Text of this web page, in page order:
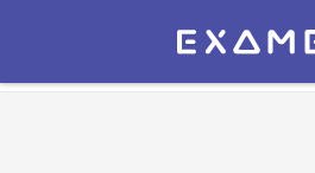
Экзамер — ЕГЭ 2027